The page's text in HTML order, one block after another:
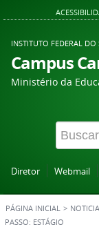
INSTITUTO FEDERAL
Campus
Ministério da
Diretor
Webmail
PÁGINA INICIAL >
PASSO: ESTÁGIO